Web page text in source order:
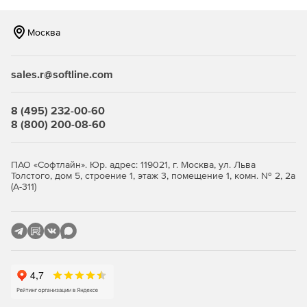
проверки домашних заданий с помощью чатов и
Системные требования:
Комплектующие
ОС Windows Windows10/8.1/8/7
OC MacOS
Процессор
Москва
sales.r@softline.com
8 (495) 232-00-60
8 (800) 200-08-60
ПАО «Софтлайн». Юр. адрес: 119021, г. Москва, ул. Льва
Толстого, дом 5, строение 1, этаж 3, помещение 1, комн. № 2, 2а
(А-311)